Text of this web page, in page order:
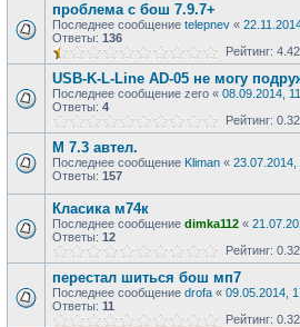
проблема с бош 7.9.7+
Последнее сообщение telepnev «
Ответы: 136
Рейтинг:
USB-K-L-Line AD-05 не могу
Последнее сообщение zero « 08.09.2014,
Ответы: 4
Рейтинг:
М 7.3 автел.
Последнее сообщение Kliman « 23.07.2014,
Ответы: 157
Класика м74к
Последнее сообщение dimka112 «
Ответы: 12
Рейтинг:
перестал шиться бош мп7
Последнее сообщение drofa « 09.05.2014,
Ответы: 11
Рейтинг: